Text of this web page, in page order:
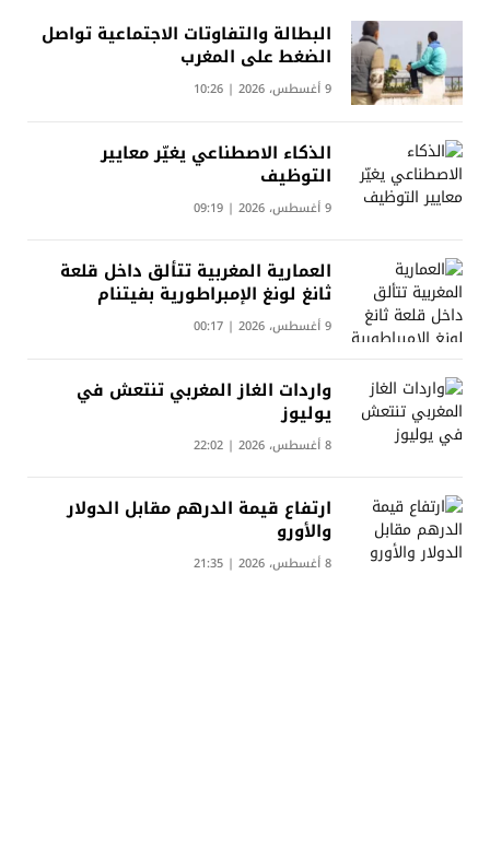
البطالة والتفاوتات الاجتماعية تواصل
الضغط على المغرب
9 أغسطس، 2026 | 10:26
الذكاء الاصطناعي يغيّر معايير
التوظيف
9 أغسطس، 2026 | 09:19
العمارية المغربية تتألق داخل قلعة
ثانغ لونغ الإمبراطورية بفيتنام
9 أغسطس، 2026 | 00:17
واردات الغاز المغربي تنتعش في
يوليوز
8 أغسطس، 2026 | 22:02
ارتفاع قيمة الدرهم مقابل الدولار
والأورو
8 أغسطس، 2026 | 21:35